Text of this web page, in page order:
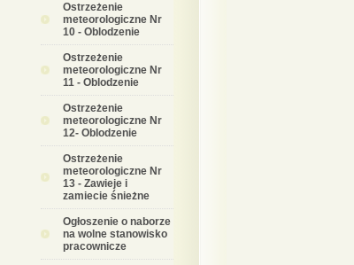
Ostrzeżenie
meteorologiczne Nr
10 - Oblodzenie
Ostrzeżenie
meteorologiczne Nr
11 - Oblodzenie
Ostrzeżenie
meteorologiczne Nr
12- Oblodzenie
Ostrzeżenie
meteorologiczne Nr
13 - Zawieje i
zamiecie śnieżne
Ogłoszenie o naborze
na wolne stanowisko
pracownicze